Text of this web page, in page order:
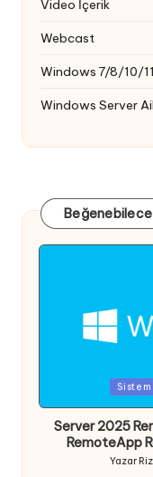
Video İçerik
Webcast
Windows 7/8/10/11
Windows Server
in
Sistem
Server 2025
RemoteApp
Posted
Yazar